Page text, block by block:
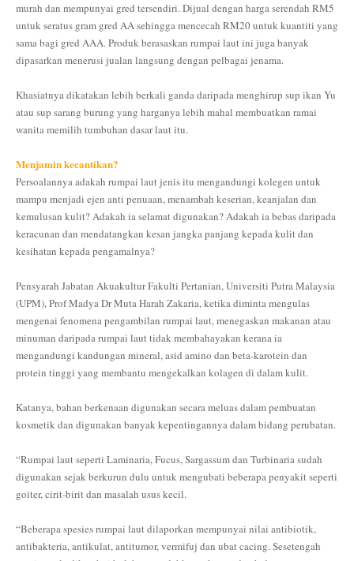
murah dan mempunyai gred tersendiri. Dijual dengan harga serendah RM5
untuk seratus gram gred AA sehingga mencecah RM20 untuk kuantiti yang
sama bagi gred AAA. Produk berasaskan rumpai laut ini juga banyak
dipasarkan menerusi jualan langsung dengan pelbagai jenama.
Khasiatnya dikatakan lebih berkali ganda daripada menghirup sup ikan Yu
atau sup sarang burung yang harganya lebih mahal membuatkan ramai
wanita memilih tumbuhan dasar laut itu.
Menjamin kecantikan?
Persoalannya adakah rumpai laut jenis itu mengandungi kolegen untuk
mampu menjadi ejen anti penuaan, menambah keserian, keanjalan dan
kemulusan kulit? Adakah ia selamat digunakan? Adakah ia bebas daripada
keracunan dan mendatangkan kesan jangka panjang kepada kulit dan
kesihatan kepada pengamalnya?
Pensyarah Jabatan Akuakultur Fakulti Pertanian, Universiti Putra Malaysia
(UPM), Prof Madya Dr Muta Harah Zakaria, ketika diminta mengulas
mengenai fenomena pengambilan rumpai laut, menegaskan makanan atau
minuman daripada rumpai laut tidak membahayakan kerana ia
mengandungi kandungan mineral, asid amino dan beta-karotein dan
protein tinggi yang membantu mengekalkan kolagen di dalam kulit.
Katanya, bahan berkenaan digunakan secara meluas dalam pembuatan
kosmetik dan digunakan banyak kepentingannya dalam bidang perubatan.
“Rumpai laut seperti Laminaria, Fucus, Sargassum dan Turbinaria sudah
digunakan sejak berkurun dulu untuk mengubati beberapa penyakit seperti
goiter, cirit-birit dan masalah usus kecil.
“Beberapa spesies rumpai laut dilaporkan mempunyai nilai antibiotik,
antibakteria, antikulat, antitumor, vermifuj dan ubat cacing. Sesetengah